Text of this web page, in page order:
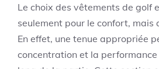
Le choix des vêtements de golf
seulement pour le confort, mais
En effet, une tenue appropriée
concentration et la performance